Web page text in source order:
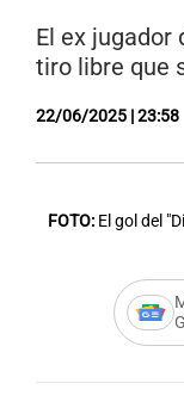
El ex jugador
tiro libre que
22/06/2025 | 23:58
FOTO: El gol del